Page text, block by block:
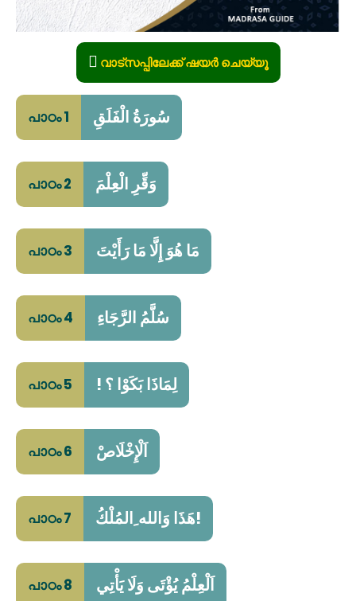
വാട്സപ്പിലേക്ക് ഷയർ ചെയ്യൂ
പാഠം 1 سُورَةُ الْفَلَقِ
പാഠം 2 وَقِّرِ الْعِلْمَ
പാഠം 3 مَا هُوَ إِلَّا مَا رَأَيْتَ
പാഠം 4 سُلَّمُ الرَّجَاءِ
പാഠം 5 لِمَاذَا بَكَوْا ؟ !
പാഠം 6 اَلْإِخْلَاصْ
പാഠം 7 !هَذَا وَالله ِالمُلْكُ
പാഠം 8 اَلْعِلْمُ يُؤْتَى وَلَا يَأْتِي